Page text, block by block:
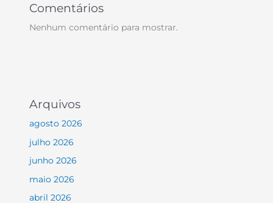
Comentários
Nenhum comentário para mostrar.
Arquivos
agosto 2026
julho 2026
junho 2026
maio 2026
abril 2026